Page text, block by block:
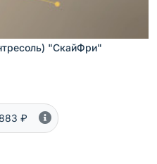
"СкайФри"
₽